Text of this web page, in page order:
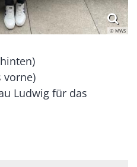
© MWS
vorne)
Ludwig für das